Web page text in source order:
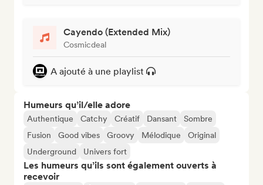
Cayendo (Extended Mix)
Cosmicdeal
A ajouté à une playlist
Humeurs qu’il/elle adore
Authentique Catchy Créatif Dansant
Sombre
Fusion
Good vibes Groovy Mélodique
Original
Underground
Univers fort
Les humeurs qu’ils sont également ouverts à
recevoir